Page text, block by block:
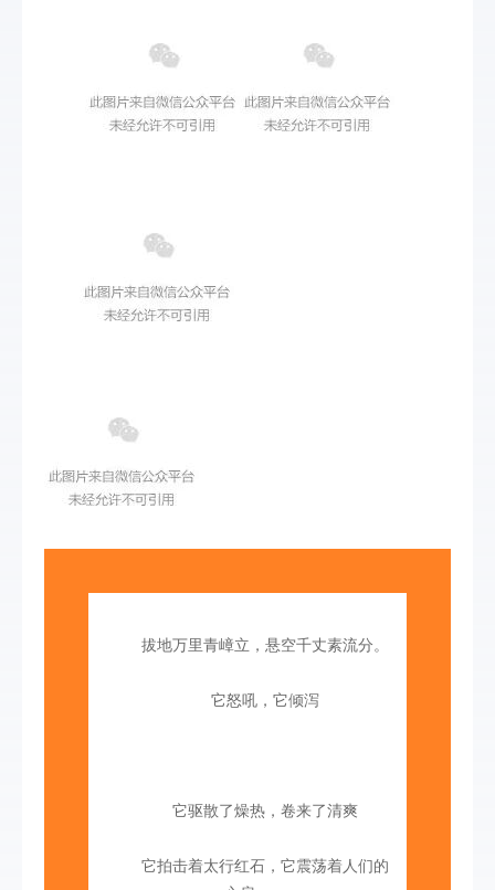
拔地万里青嶂立，悬空千丈素流分。
它怒吼，它倾泻
它驱散了燥热，卷来了清爽
它拍击着太行红石，它震荡着人们的